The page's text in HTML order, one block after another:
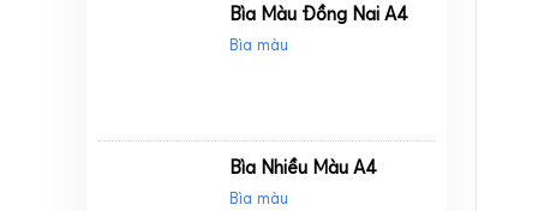
Bìa Màu Đồng Nai A4
Bìa màu
Bìa Nhiều Màu A4
Bìa màu